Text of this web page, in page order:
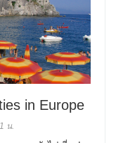
in Europe
น.